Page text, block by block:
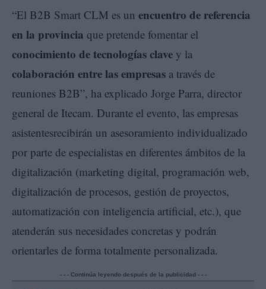
“El B2B Smart CLM es un encuentro de referencia
en la provincia que pretende fomentar el
conocimiento de tecnologías clave y la
colaboración entre las empresas a través de
reuniones B2B”, ha explicado Jorge Parra, director
general de Itecam. Durante el evento, las empresas
asistentesrecibirán un asesoramiento individualizado
por parte de especialistas en diferentes ámbitos de la
digitalización (marketing digital, programación web,
digitalización de procesos, gestión de proyectos,
automatización con inteligencia artificial, etc.), que
atenderán sus necesidades concretas y podrán
orientarles de forma totalmente personalizada.
- - - Continúa leyendo después de la publicidad - - -